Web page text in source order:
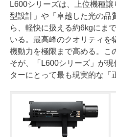
L600シリーズは、上位機種
型設計」や「卓越した光の品
ら、軽快に扱える約6kgにま
いる。最高峰のクオリティを
機動力を極限まで高める。こ
そが、「L600シリーズ」が
ターにとって最も現実的な「